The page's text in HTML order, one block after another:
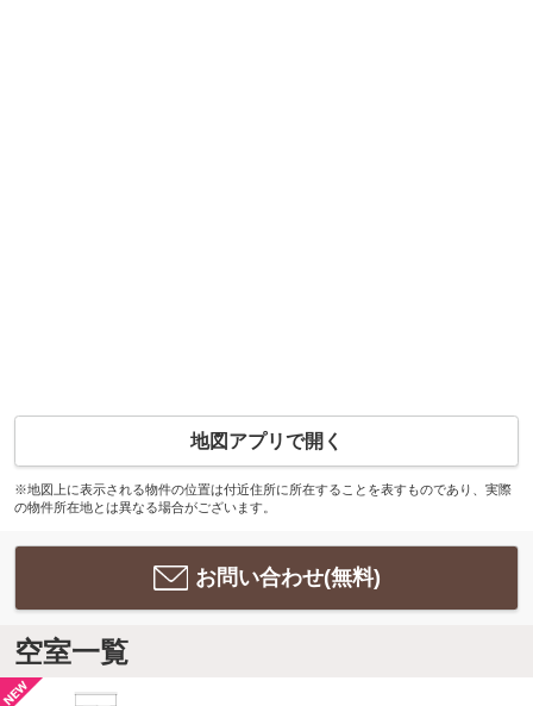
地図アプリで開く
※地図上に表示される物件の位置は付近住所に所在することを表すものであり、実際
の物件所在地とは異なる場合がございます。
お問い合わせ(無料)
空室一覧